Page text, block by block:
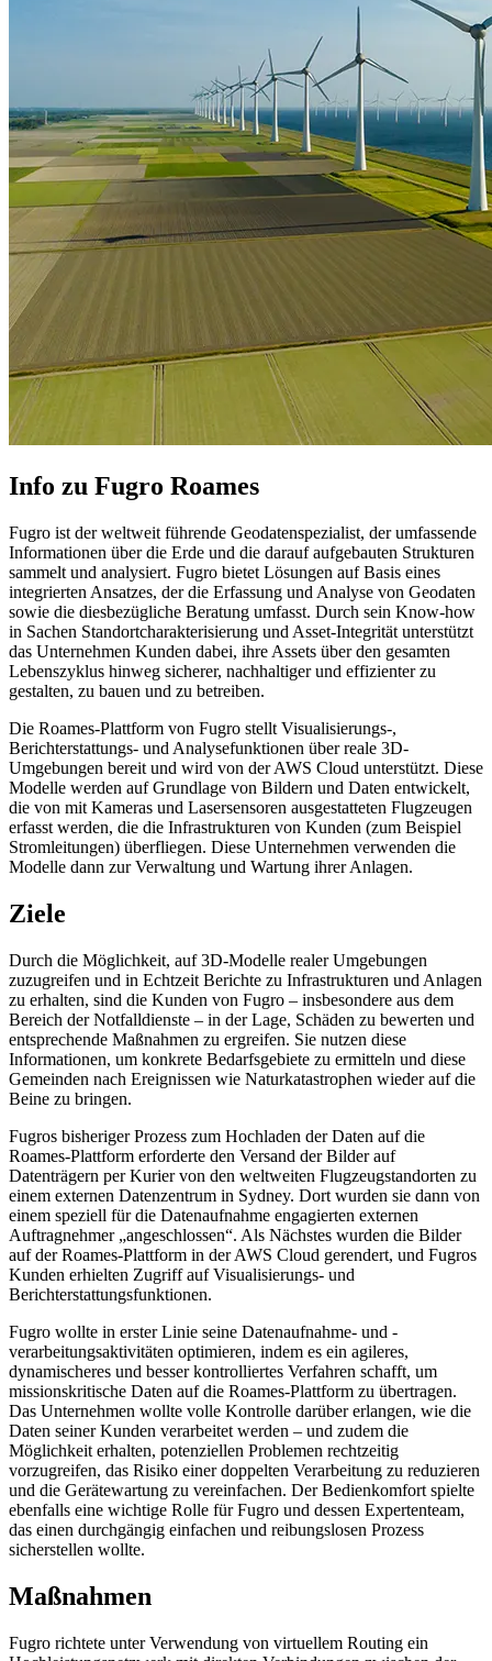
Info zu Fugro Roames
Fugro ist der weltweit führende Geodatenspezialist, der umfassende
Informationen über die Erde und die darauf aufgebauten Strukturen
sammelt und analysiert. Fugro bietet Lösungen auf Basis eines
integrierten Ansatzes, der die Erfassung und Analyse von Geodaten
sowie die diesbezügliche Beratung umfasst. Durch sein Know-how
in Sachen Standortcharakterisierung und Asset-Integrität unterstützt
das Unternehmen Kunden dabei, ihre Assets über den gesamten
Lebenszyklus hinweg sicherer, nachhaltiger und effizienter zu
gestalten, zu bauen und zu betreiben.
Die Roames-Plattform von Fugro stellt Visualisierungs-,
Berichterstattungs- und Analysefunktionen über reale 3D-
Umgebungen bereit und wird von der AWS Cloud unterstützt. Diese
Modelle werden auf Grundlage von Bildern und Daten entwickelt,
die von mit Kameras und Lasersensoren ausgestatteten Flugzeugen
erfasst werden, die die Infrastrukturen von Kunden (zum Beispiel
Stromleitungen) überfliegen. Diese Unternehmen verwenden die
Modelle dann zur Verwaltung und Wartung ihrer Anlagen.
Ziele
Durch die Möglichkeit, auf 3D-Modelle realer Umgebungen
zuzugreifen und in Echtzeit Berichte zu Infrastrukturen und Anlagen
zu erhalten, sind die Kunden von Fugro – insbesondere aus dem
Bereich der Notfalldienste – in der Lage, Schäden zu bewerten und
entsprechende Maßnahmen zu ergreifen. Sie nutzen diese
Informationen, um konkrete Bedarfsgebiete zu ermitteln und diese
Gemeinden nach Ereignissen wie Naturkatastrophen wieder auf die
Beine zu bringen.
Fugros bisheriger Prozess zum Hochladen der Daten auf die
Roames-Plattform erforderte den Versand der Bilder auf
Datenträgern per Kurier von den weltweiten Flugzeugstandorten zu
einem externen Datenzentrum in Sydney. Dort wurden sie dann von
einem speziell für die Datenaufnahme engagierten externen
Auftragnehmer „angeschlossen“. Als Nächstes wurden die Bilder
auf der Roames-Plattform in der AWS Cloud gerendert, und Fugros
Kunden erhielten Zugriff auf Visualisierungs- und
Berichterstattungsfunktionen.
Fugro wollte in erster Linie seine Datenaufnahme- und -
verarbeitungsaktivitäten optimieren, indem es ein agileres,
dynamischeres und besser kontrolliertes Verfahren schafft, um
missionskritische Daten auf die Roames-Plattform zu übertragen.
Das Unternehmen wollte volle Kontrolle darüber erlangen, wie die
Daten seiner Kunden verarbeitet werden – und zudem die
Möglichkeit erhalten, potenziellen Problemen rechtzeitig
vorzugreifen, das Risiko einer doppelten Verarbeitung zu reduzieren
und die Gerätewartung zu vereinfachen. Der Bedienkomfort spielte
ebenfalls eine wichtige Rolle für Fugro und dessen Expertenteam,
das einen durchgängig einfachen und reibungslosen Prozess
sicherstellen wollte.
Maßnahmen
Fugro richtete unter Verwendung von virtuellem Routing ein